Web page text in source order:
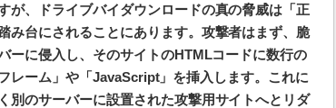
が、ドライブバイダウンロードの真の脅威は「正
み台にされることにあります。攻撃者はまず、脆
ーに侵入し、そのサイトのHTMLコードに数行の
レーム」や「JavaScript」を挿入します。これに
別のサーバーに設置された攻撃用サイトへとリダ